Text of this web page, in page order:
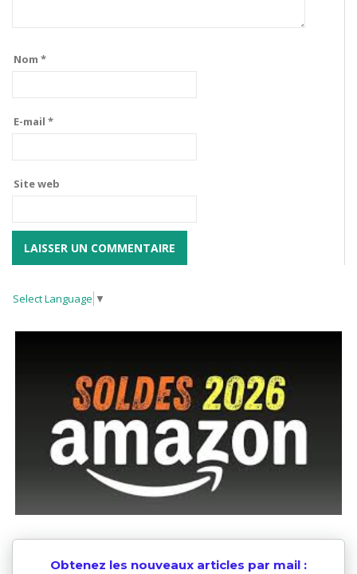
Nom *
E-mail *
Site web
Select Language ▼
Obtenez les nouveaux articles par mail :